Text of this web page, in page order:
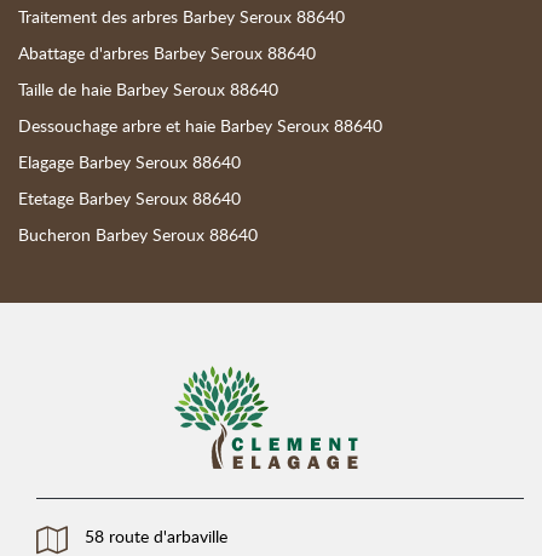
Traitement des arbres Barbey Seroux 88640
Abattage d'arbres Barbey Seroux 88640
Taille de haie Barbey Seroux 88640
Dessouchage arbre et haie Barbey Seroux 88640
Elagage Barbey Seroux 88640
Etetage Barbey Seroux 88640
Bucheron Barbey Seroux 88640
58 route d'arbaville